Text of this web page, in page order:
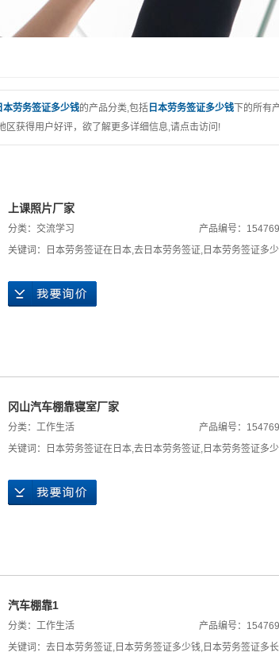
本劳务签证多少钱的产品分类,包括 日本劳务签证多少钱 下的所有
区获得用户好评，欲了解更多详细信息,请点击访问!
上课照片厂家
分类： 交流学习 产品编号：
关键词：
日本劳务签证在日本,去日本劳务签证, 日本劳务签证多
冈山汽车棚靠寝室厂家
分类： 工作生活 产品编号：
关键词：
日本劳务签证在日本,去日本劳务签证, 日本劳务签证多
汽车棚靠1
分类： 工作生活 产品编号：
关键词： 去日本劳务签证, 日本劳务签证多少钱, 日本劳务签证多